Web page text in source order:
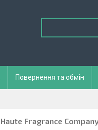
Повернення та обмін
Haute Fragrance